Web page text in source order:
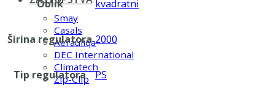
Smay
Casals
Aerauliqa
DEC International
Climatech
Zip-Clip
Oblik kvadratni
Širina regulatora 2000
Tip regulatora PS